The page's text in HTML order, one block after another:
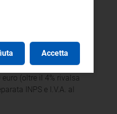
del 7 agosto
(oltre il 4% rivalsa
INPS e I.V.A. al
Accetta